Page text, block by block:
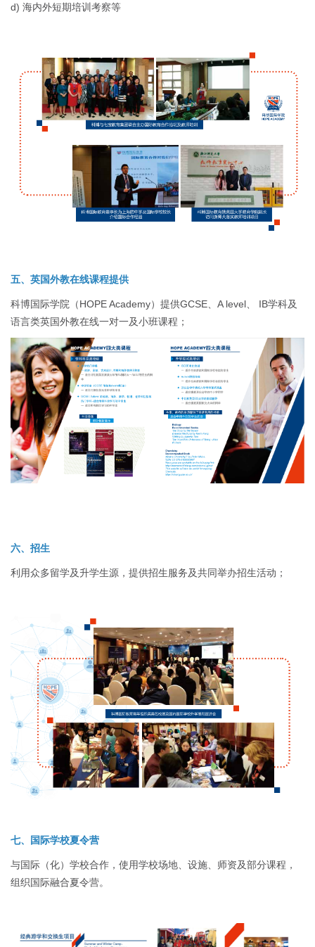
d) 海内外短期培训考察等
五、英国外教在线课程提供
科博国际学院（HOPE Academy）提供GCSE、A level、 IB学科及
语言类英国外教在线一对一及小班课程；
六、招生
利用众多留学及升学生源，提供招生服务及共同举办招生活动；
七、国际学校夏令营
与国际（化）学校合作，使用学校场地、设施、师资及部分课程，
组织国际融合夏令营。